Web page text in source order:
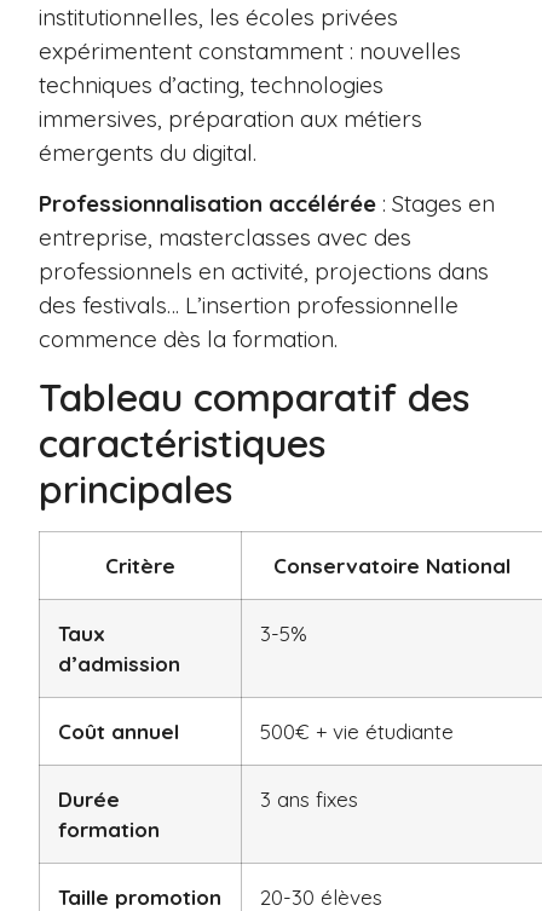
institutionnelles, les écoles privées
expérimentent constamment : nouvelles
techniques d’acting, technologies
immersives, préparation aux métiers
émergents du digital.
Professionnalisation accélérée : Stages en
entreprise, masterclasses avec des
professionnels en activité, projections dans
des festivals… L’insertion professionnelle
commence dès la formation.
Tableau comparatif des
caractéristiques
principales
Critère Conservatoire National
Taux
d’admission
3-5%
Coût annuel 500€ + vie étudiante
Durée
formation
3 ans fixes
Taille promotion 20-30 élèves